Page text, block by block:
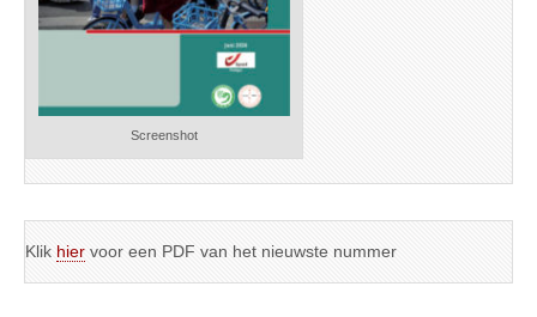
Screenshot
Klik hier voor een PDF van het nieuwste nummer